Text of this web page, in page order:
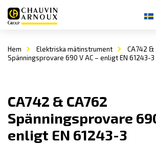
Hem Elektriska mätinstrument
CA742 &
Spänningsprovare 690 V AC – enligt EN 61243-3
CA742 & CA762
Spänningsprovare
enligt EN 61243-3